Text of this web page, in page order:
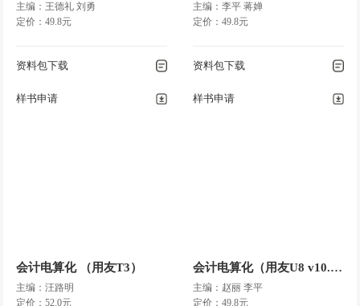
主编：王德礼 刘勇
定价：49.8元
资料包下载
样书申请
主编：李平 蒋婵
定价：49.8元
资料包下载
样书申请
会计电算化 （用友T3）
主编：汪路明
定价：52.0元
会计电算化（用友U8 v10.1）
主编：赵丽 李平
定价：49.8元